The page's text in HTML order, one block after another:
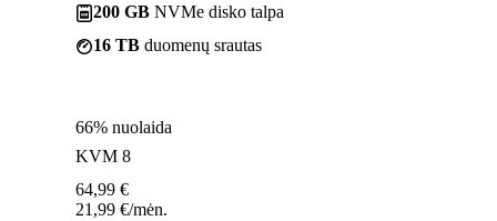
200 GB NVMe disko talpa
16 TB duomenų srautas
66% nuolaida
KVM 8
64,99 €
21,99 €/mėn.